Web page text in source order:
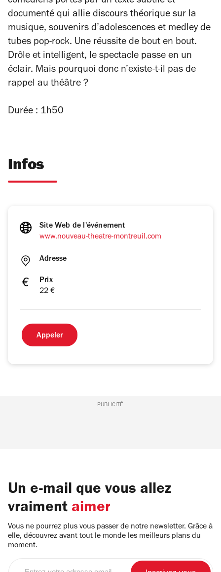
documenté qui allie discours théorique sur la
musique, souvenirs d’adolescences et medley de
tubes pop-rock. Une réussite de bout en bout.
Drôle et intelligent, le spectacle passe en un
éclair. Mais pourquoi donc n’existe-t-il pas de
rappel au théâtre ?
Durée : 1h50
Infos
Site Web de l'événement
www.nouveau-theatre-montreuil.com
Adresse
Prix
22 €
Appeler
PUBLICITÉ
Un e-mail que vous allez
vraiment aimer
Vous ne pourrez plus vous passer de notre newsletter. Grâce à
elle, découvrez avant tout le monde les meilleurs plans du
moment.